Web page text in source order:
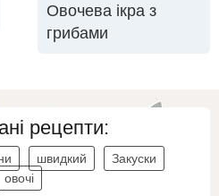
Овочева ікра з
грибами
рецепти:
швидкий
Закуски
овочі